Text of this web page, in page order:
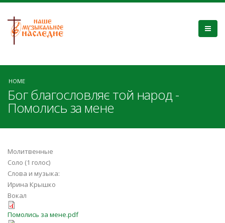
HOME
Бог благословляє той народ -
Помолись за мене
Молитвенные
Соло (1 голос)
Слова и музыка:
Ирина Крышко
Вокал
Помолись за мене.pdf